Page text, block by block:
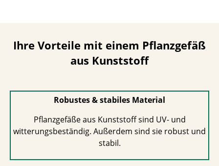
Ihre Vorteile mit einem Pflanzgefäß
aus Kunststoff
Robustes & stabiles Material
Pflanzgefäße aus Kunststoff sind UV- und
witterungsbeständig. Außerdem sind sie robust und
stabil.